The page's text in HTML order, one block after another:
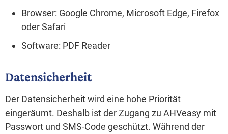
Browser: Google Chrome, Microsoft Edge, Firefox
oder Safari
Software: PDF Reader
Datensicherheit
Der Datensicherheit wird eine hohe Priorität
eingeräumt. Deshalb ist der Zugang zu AHVeasy mit
Passwort und SMS-Code geschützt. Während der